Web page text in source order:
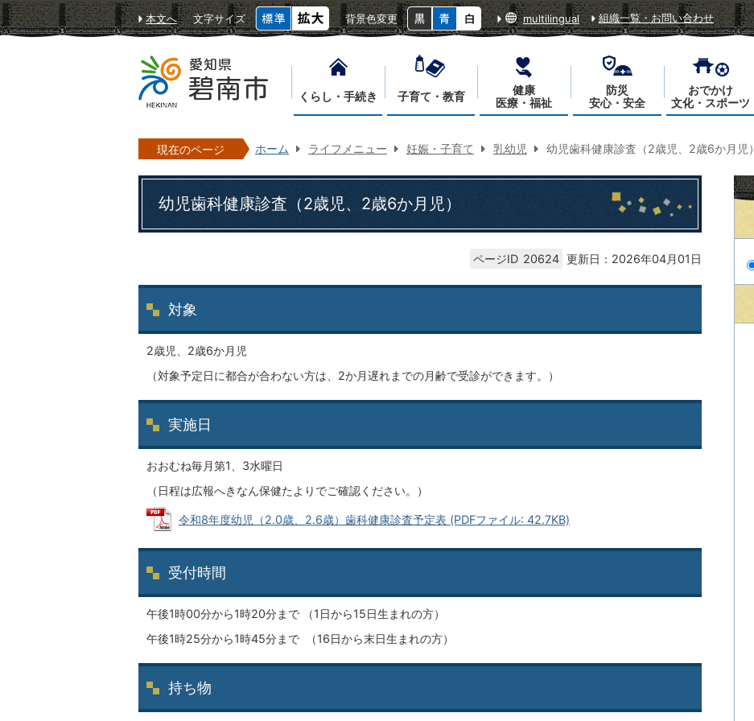
本文へ 文字サイズ 背景色変更 multilingual 組織一覧・お問い合わせ
くらし・手続き 子育て・教育
健康
医療・福祉
防災
安心・安全
おでかけ
文化・スポーツ
現在のページ ホーム ライフメニュー 妊娠・子育て 乳幼児 幼児歯科健康診査（2歳児、2歳6か月児）
幼児歯科健康診査（2歳児、2歳6か月児）
ページID 20624 更新日：2026年04月01日
対象
2歳児、2歳6か月児
（対象予定日に都合が合わない方は、2か月遅れまでの月齢で受診ができます。）
実施日
おおむね毎月第1、3水曜日
（日程は広報へきなん保健たよりでご確認ください。）
令和8年度幼児（2.0歳、2.6歳）歯科健康診査予定表 (PDFファイル: 42.7KB)
受付時間
午後1時00分から1時20分まで （1日から15日生まれの方）
午後1時25分から1時45分まで （16日から末日生まれの方）
持ち物